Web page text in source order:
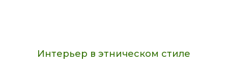
Интерьер в этническом стиле